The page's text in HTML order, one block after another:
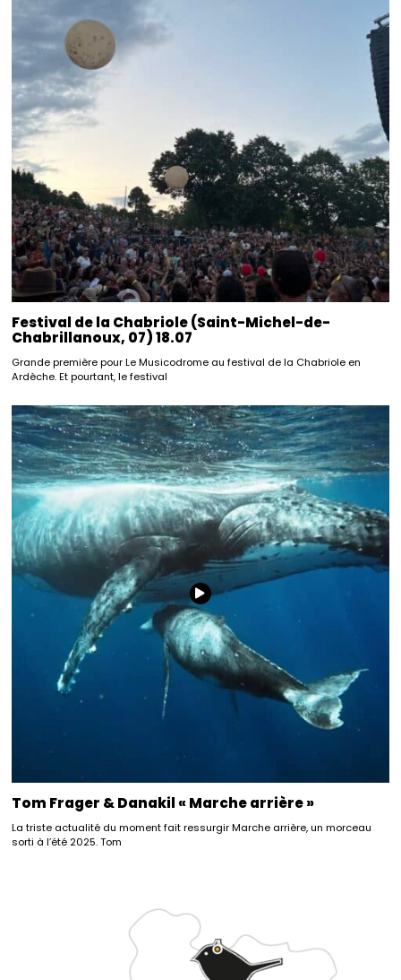
Festival de la Chabriole (Saint-Michel-de-
Chabrillanoux, 07) 18.07
Grande première pour Le Musicodrome au festival de la Chabriole en
Ardèche. Et pourtant, le festival
Tom Frager & Danakil « Marche arrière »
La triste actualité du moment fait ressurgir Marche arrière, un morceau
sorti à l’été 2025. Tom